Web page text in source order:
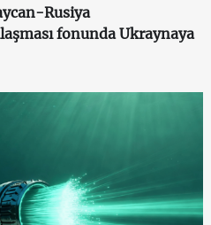
Rusiya
fonunda Ukraynaya